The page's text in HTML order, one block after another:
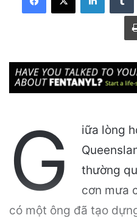
G
iữa lòng
thường
cơn mưa
có một ông đã tạo